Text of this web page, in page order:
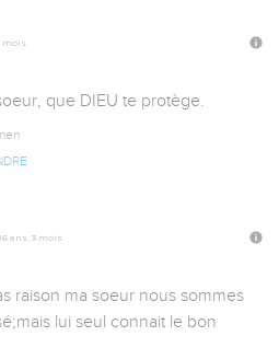
mois
que DIEU te protège.
ans, 3 mois
raison ma soeur nous sommes
lui seul connait le bon